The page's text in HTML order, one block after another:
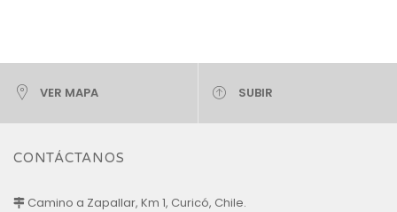
VER MAPA SUBIR
CONTÁCTANOS
Camino a Zapallar, Km 1, Curicó, Chile.